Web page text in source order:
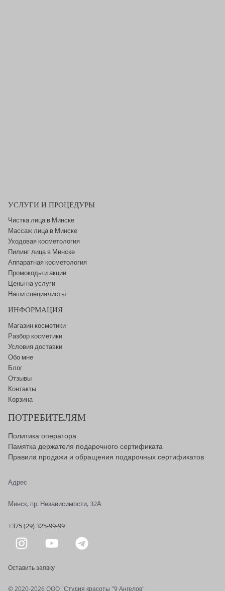
УСЛУГИ И ПРОЦЕДУРЫ
Чистка лица в Минске
Массаж лица в Минске
Уходовая косметология
Пилинг лица в Минске
Аппаратная косметология
Промокоды и акции
Цены на услуги
Наши специалисты
ИНФОРМАЦИЯ
Магазин косметики
Разбор косметики
Условия доставки
Обо мне
Блог
Отзывы
Контакты
Корзина
ПОТРЕБИТЕЛЯМ
Политика оператора
Памятка держателя подарочного сертификата
Правила продажи и обращения подарочных сертификатов
Адрес
Минск, пр. Независимости, 32А
+375 (29) 325-99-99
Оставить заявку
© 2020-2026 OOO "Студия красоты "9 Ангелов"